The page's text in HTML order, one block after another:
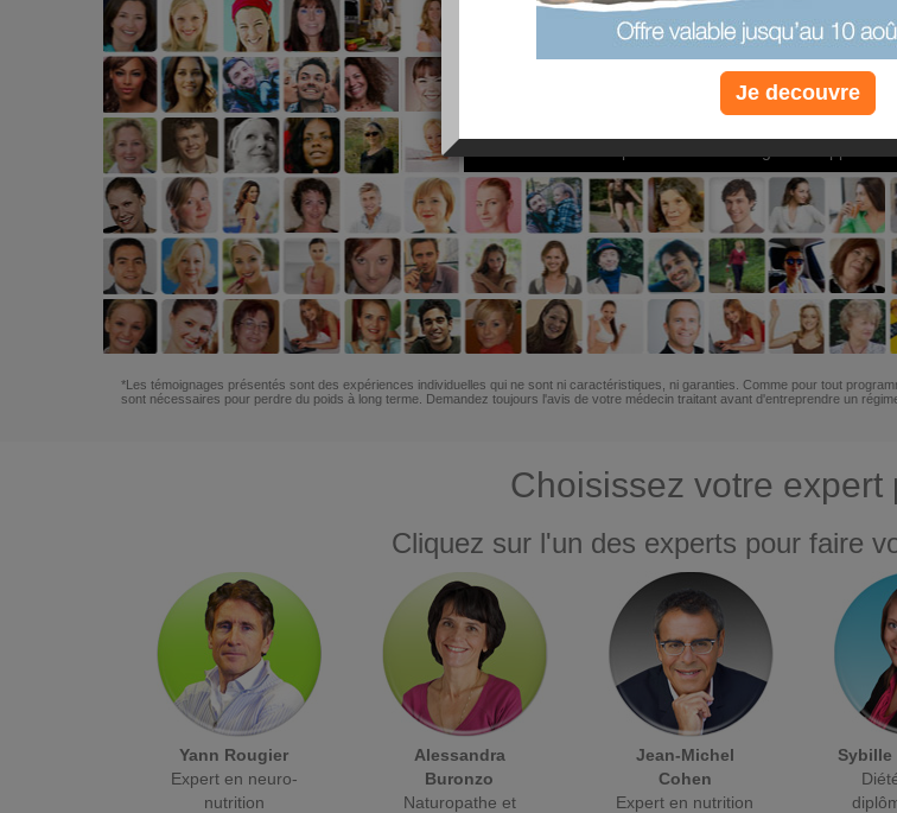
Non, je préfère le régime
*Les témoignages présentés sont des expériences individuelles qui ne sont ni caractéristiques, ni garanties. Comme pour tout
sont nécessaires pour perdre du poids à long terme. Demandez toujours l'avis de votre médecin traitant avant d'entreprendre un
Choisissez votre expert
Cliquez sur l'un des experts pour faire
Yann Rougier
Expert en neuro-
nutrition
Alessandra
Buronzo
Naturopathe et
Jean-Michel
Cohen
Expert en nutrition
Sybille
Je decouvre